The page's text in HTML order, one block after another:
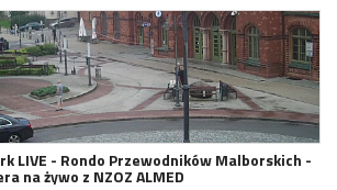
LIVE - Rondo Przewodników Malborskich -
na żywo z NZOZ ALMED